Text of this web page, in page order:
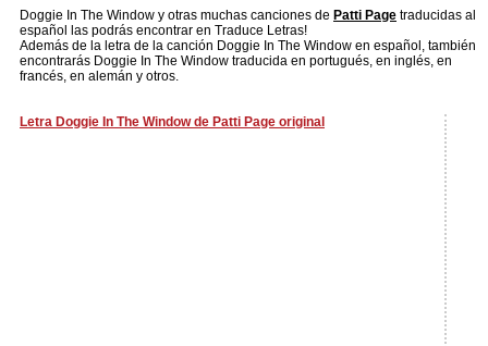
Doggie In The Window y otras muchas canciones de Patti Page traducidas al
español las podrás encontrar en Traduce Letras!
Además de la letra de la canción Doggie In The Window en español, también
encontrarás Doggie In The Window traducida en portugués, en inglés, en
francés, en alemán y otros.
Letra Doggie In The Window de Patti Page original